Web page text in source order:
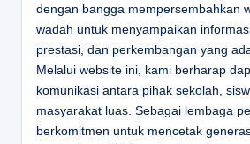
dengan bangga mempersembahkan
wadah untuk menyampaikan
prestasi, dan perkembangan yang
Melalui website ini, kami berharap
komunikasi antara pihak sekolah,
masyarakat luas. Sebagai lembaga
berkomitmen untuk mencetak